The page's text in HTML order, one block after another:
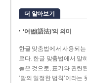
더 알아보기
‘어법(語法)’의 의미
한글 맞춤법에서 사용되는
르다. 한글 맞춤법에서 말
놓은 것으로, 표기와 관련
‘말의 일정한 법칙’이라는